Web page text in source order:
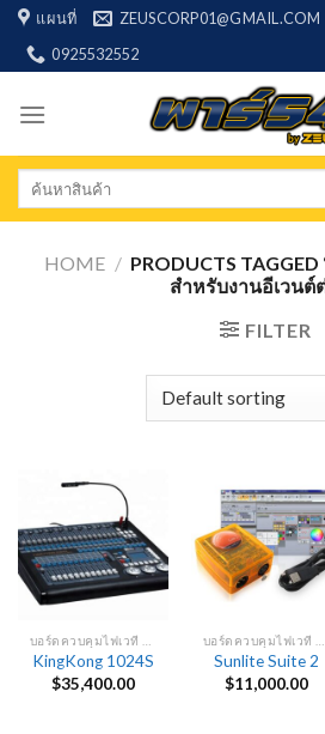
Skip
content
แผนที่ ZEUSCORP01@GMAIL.COM
0925532552
Search
HOME / PRODUCTS
สำหรับงานอีเวนต์
FILTER
KingKong 1024S
$35,400.00
Sunlite Suite 2
$11,000.00